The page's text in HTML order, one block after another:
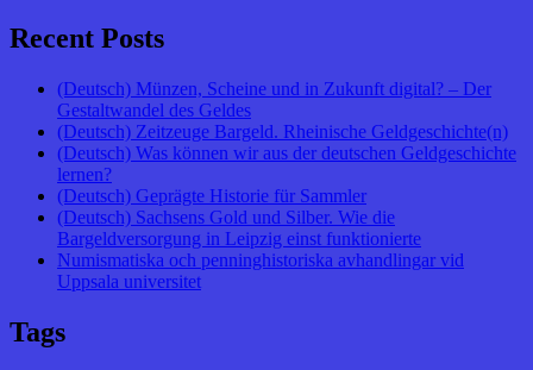
Recent Posts
(Deutsch) Münzen, Scheine und in Zukunft digital? – Der
Gestaltwandel des Geldes
(Deutsch) Zeitzeuge Bargeld. Rheinische Geldgeschichte(n)
(Deutsch) Was können wir aus der deutschen Geldgeschichte
lernen?
(Deutsch) Geprägte Historie für Sammler
(Deutsch) Sachsens Gold und Silber. Wie die
Bargeldversorgung in Leipzig einst funktionierte
Numismatiska och penninghistoriska avhandlingar vid
Uppsala universitet
Tags